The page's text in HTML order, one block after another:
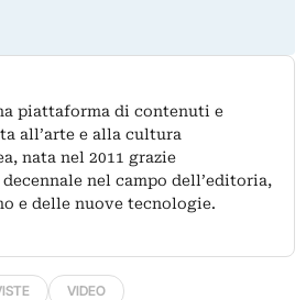
piattaforma di contenuti e
all’arte e alla cultura
nata nel 2011 grazie
decennale nel campo dell’editoria,
e delle nuove tecnologie.
VIDEO